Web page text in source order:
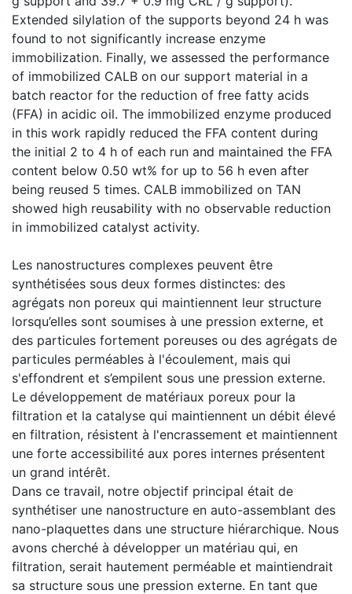
Extended silylation of the supports beyond 24 h was
found to not significantly increase enzyme
immobilization. Finally, we assessed the performance
of immobilized CALB on our support material in a
batch reactor for the reduction of free fatty acids
(FFA) in acidic oil. The immobilized enzyme produced
in this work rapidly reduced the FFA content during
the initial 2 to 4 h of each run and maintained the FFA
content below 0.50 wt% for up to 56 h even after
being reused 5 times. CALB immobilized on TAN
showed high reusability with no observable reduction
in immobilized catalyst activity.
Les nanostructures complexes peuvent être
synthétisées sous deux formes distinctes: des
agrégats non poreux qui maintiennent leur structure
lorsqu’elles sont soumises à une pression externe, et
des particules fortement poreuses ou des agrégats de
particules perméables à l'écoulement, mais qui
s'effondrent et s’empilent sous une pression externe.
Le développement de matériaux poreux pour la
filtration et la catalyse qui maintiennent un débit élevé
en filtration, résistent à l'encrassement et maintiennent
une forte accessibilité aux pores internes présentent
un grand intérêt.
Dans ce travail, notre objectif principal était de
synthétiser une nanostructure en auto-assemblant des
nano-plaquettes dans une structure hiérarchique. Nous
avons cherché à développer un matériau qui, en
filtration, serait hautement perméable et maintiendrait
sa structure sous une pression externe. En tant que